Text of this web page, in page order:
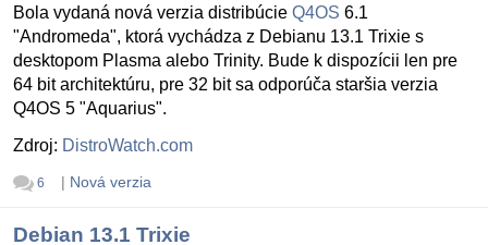
Bola vydaná nová verzia distribúcie Q4OS 6.1
"Andromeda", ktorá vychádza z Debianu 13.1 Trixie s
desktopom Plasma alebo Trinity. Bude k dispozícii len pre
64 bit architektúru, pre 32 bit sa odporúča staršia verzia
Q4OS 5 "Aquarius".
Zdroj: DistroWatch.com
6 | Nová verzia
Debian 13.1 Trixie